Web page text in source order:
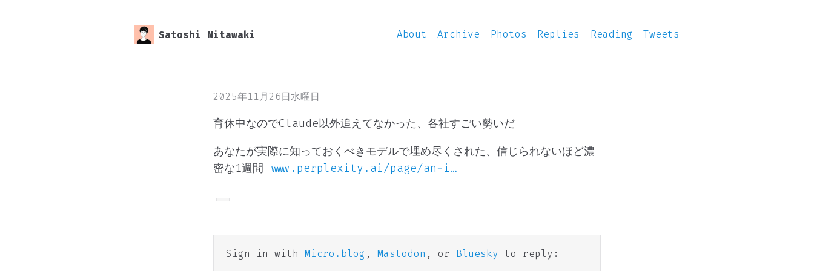
Satoshi Nitawaki About Archive Photos Replies Reading Tweets
2025年11月26日水曜日
育休中なのでClaude以外追えてなかった、各社すごい勢いだ
あなたが実際に知っておくべきモデルで埋め尽くされた、信じられないほど濃
密な1週間 www.perplexity.ai/page/an-i…
Sign in with Micro.blog , Mastodon , or Bluesky to reply: